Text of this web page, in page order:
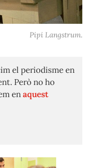
Pipi Langstrum.
el periodisme en
Però no ho
enaquest